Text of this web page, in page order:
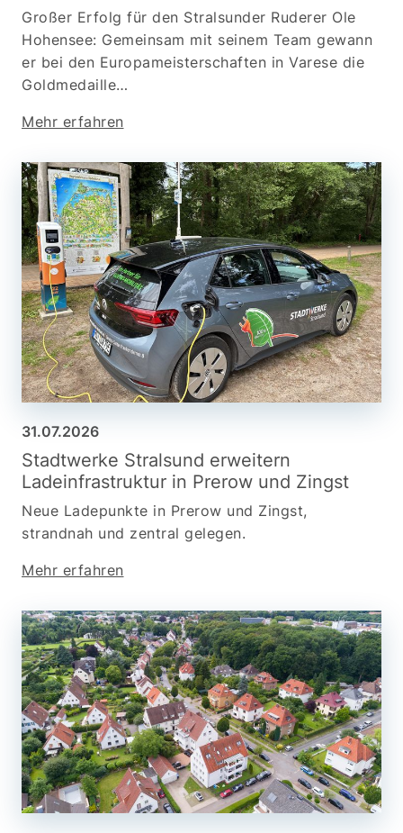
Großer Erfolg für den Stralsunder Ruderer Ole
Hohensee: Gemeinsam mit seinem Team gewann
er bei den Europameisterschaften in Varese die
Goldmedaille…
Mehr erfahren
31.07.2026
Stadtwerke Stralsund erweitern
Ladeinfrastruktur in Prerow und Zingst
Neue Ladepunkte in Prerow und Zingst,
strandnah und zentral gelegen.
Mehr erfahren